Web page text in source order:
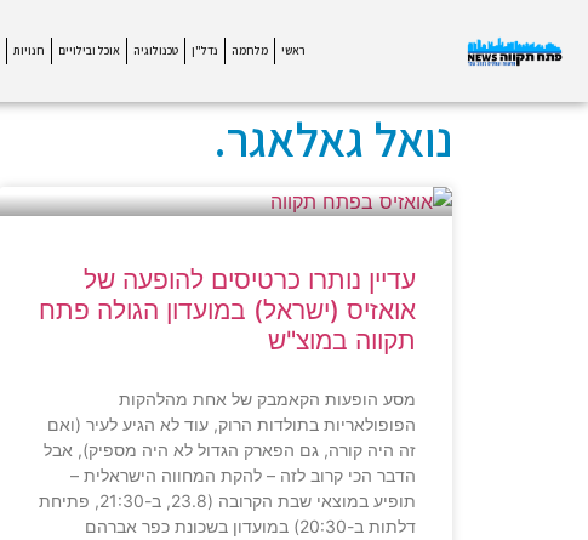
ראשי מלחמה נדל"ן טכנולוגיה אוכל ובילויים חנויות
נואל גאלאגר.
עדיין נותרו כרטיסים להופעה של
אואזיס (ישראל) במועדון הגולה פתח
תקווה במוצ"ש
מסע הופעות הקאמבק של אחת מהלהקות
הפופולאריות בתולדות הרוק, עוד לא הגיע לעיר (ואם
זה היה קורה, גם הפארק הגדול לא היה מספיק), אבל
הדבר הכי קרוב לזה – להקת המחווה הישראלית –
תופיע במוצאי שבת הקרובה (23.8, ב-21:30, פתיחת
דלתות ב-20:30) במועדון בשכונת כפר אברהם